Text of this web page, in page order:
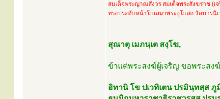
สมเด็จพระญาณสังวร สมเด็จพระสังฆราช (
ทรงประทับหน้าใบเสมาพระอุโบสถ วัดบวรนิ
สุณาตุ เมภนฺเต สงฺโฆ,
ข้าแต่พระสงฆ์ผู้เจริญ ขอพระสง
อิทานิ โข ปเวทิเตน ปรมินฺทสฺส ภู